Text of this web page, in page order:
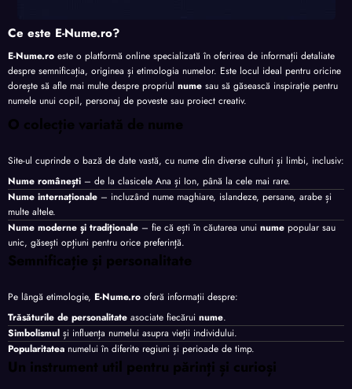
Ce este E-Nume.ro?
E-Nume.ro este o platformă online specializată în oferirea de informații detaliate
despre semnificația, originea și etimologia numelor. Este locul ideal pentru oricine
dorește să afle mai multe despre propriul nume sau să găsească inspirație pentru
numele unui copil, personaj de poveste sau proiect creativ.
O colecție variată de nume
Site-ul cuprinde o bază de date vastă, cu nume din diverse culturi și limbi, inclusiv:
Nume românești – de la clasicele Ana și Ion, până la cele mai rare.
Nume internaționale – incluzând nume maghiare, islandeze, persane, arabe și
multe altele.
Nume moderne și tradiționale – fie că ești în căutarea unui nume popular sau
unic, găsești opțiuni pentru orice preferință.
Semnificație și personalitate
Pe lângă etimologie, E-Nume.ro oferă informații despre:
Trăsăturile de personalitate asociate fiecărui nume.
Simbolismul și influența numelui asupra vieții individului.
Popularitatea numelui în diferite regiuni și perioade de timp.
Un instrument util pentru părinți și curioși